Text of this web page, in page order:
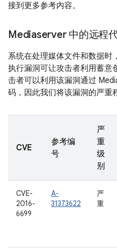
接到更多参考内容。
Mediaserver 中的远程
系统在处理媒体文件和数据时
执行漏洞可让攻击者利用蓄意
击者可以利用该漏洞通过
码，因此我们将该漏洞的严重
CVE
参考编
号
严
重
级
别
CVE-
2016-
6699
A-
31373622
严
重